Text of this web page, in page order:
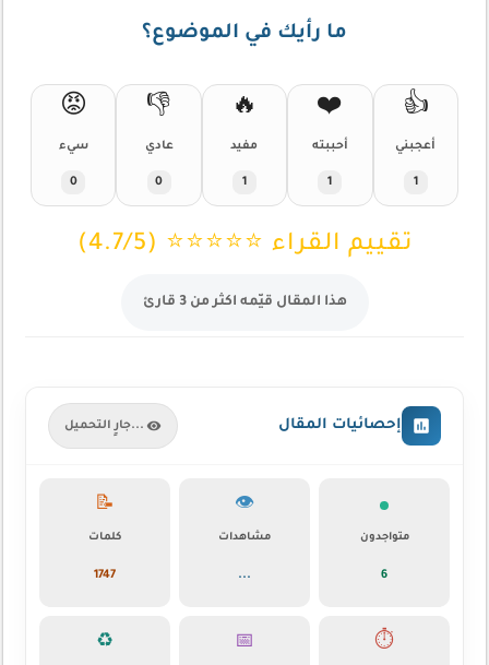
ما رأيك في الموضوع؟
👍
أعجبني
1
❤️
أحببته
1
🔥
مفيد
1
👎
عادي
0
😡
سيء
0
تقييم القراء ⭐⭐⭐⭐⭐ (4.7/5)
هذا المقال قيّمه اكثر من 3 قارئ
إحصائيات المقال جارٍ التحميل...
متواجدون
6
👁️
مشاهدات
...
📝
كلمات
1747
⏱️
📅
♻️